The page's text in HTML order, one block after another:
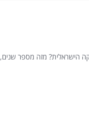
הישראלית? מזה מספר שנים,